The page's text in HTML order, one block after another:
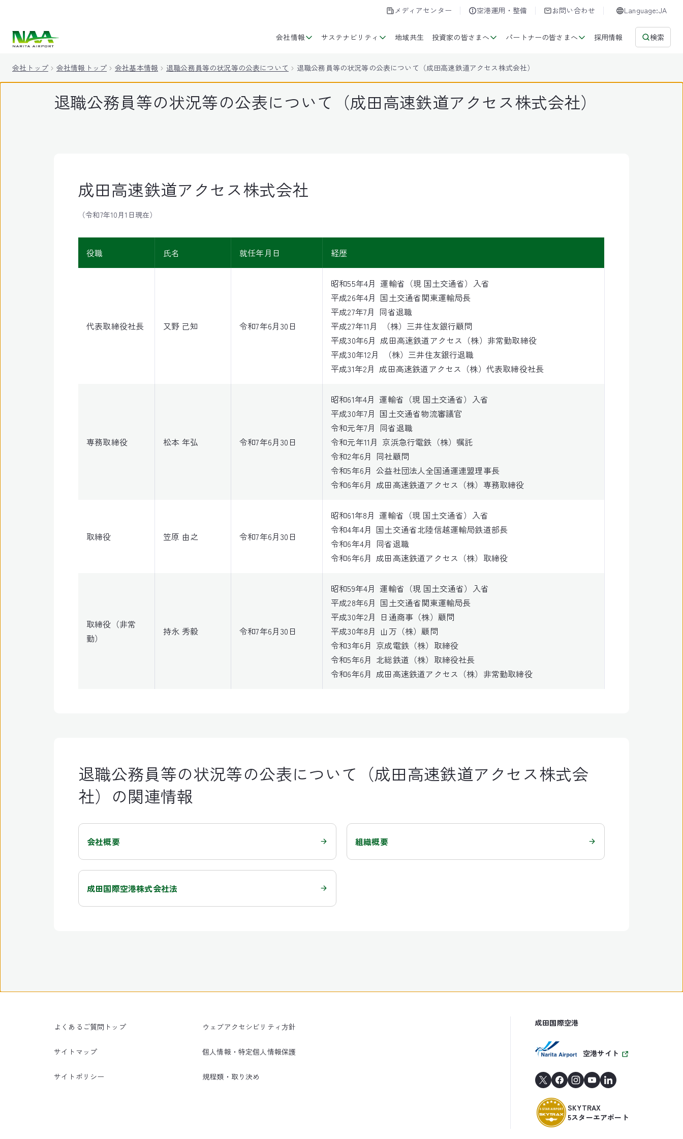
メディアセンター 空港運用・整備 お問い合わせ Language:JA
会社情報 サステナビリティ 地域共生 投資家の皆さまへ パートナーの皆さまへ 採用情報 検索
会社トップ 会社情報トップ 会社基本情報 退職公務員等の状況等の公表について 退職公務員等の状況等の公表について（成田高速鉄道アクセス株式会社）
退職公務員等の状況等の公表について（成田高速鉄道アクセス株式会社）
成田高速鉄道アクセス株式会社
（令和7年10月1日現在）
役職 氏名 就任年月日 経歴
代表取締役社長 又野 己知 令和7年6月30日
昭和55年4月 運輸省（現 国土交通省）入省
平成26年4月 国土交通省関東運輸局長
平成27年7月 同省退職
平成27年11月
（株）三井住友銀行顧問
平成30年6月 成田高速鉄道アクセス（株）非常勤取締役
平成30年12月
（株）三井住友銀行退職
平成31年2月 成田高速鉄道アクセス（株）代表取締役社長
専務取締役 松本 年弘 令和7年6月30日
昭和61年4月 運輸省（現 国土交通省）入省
平成30年7月 国土交通省物流審議官
令和元年7月 同省退職
令和元年11月 京浜急行電鉄（株）嘱託
令和2年6月 同社顧問
令和5年6月 公益社団法人全国通運連盟理事長
令和6年6月 成田高速鉄道アクセス（株）専務取締役
取締役 笠原 由之 令和7年6月30日
昭和61年8月 運輸省（現 国土交通省）入省
令和4年4月 国土交通省北陸信越運輸局鉄道部長
令和6年4月 同省退職
令和6年6月 成田高速鉄道アクセス（株）取締役
取締役（非常
勤）
持永 秀毅 令和7年6月30日
昭和59年4月 運輸省（現 国土交通省）入省
平成28年6月 国土交通省関東運輸局長
平成30年2月
日通商事（株）顧問
平成30年8月 山万（株）顧問
令和3年6月 京成電鉄（株）取締役
令和5年6月 北総鉄道（株）取締役社長
令和6年6月 成田高速鉄道アクセス（株）非常勤取締役
退職公務員等の状況等の公表について（成田高速鉄道アクセス株式会
社）の関連情報
会社概要 組織概要
成田国際空港株式会社法
よくあるご質問トップ
サイトマップ
サイトポリシー
ウェブアクセシビリティ方針
個人情報・特定個人情報保護
規程類・取り決め
成田国際空港
空港サイト
SKYTRAX
5スターエアポート